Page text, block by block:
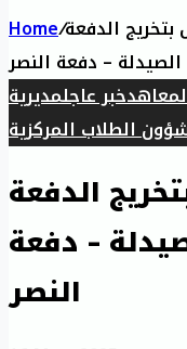
Home/الدفعة
– دفعة النصر
خبر عاجلمديرية
الطلاب المركزية
الدفعة
– دفعة
النصر